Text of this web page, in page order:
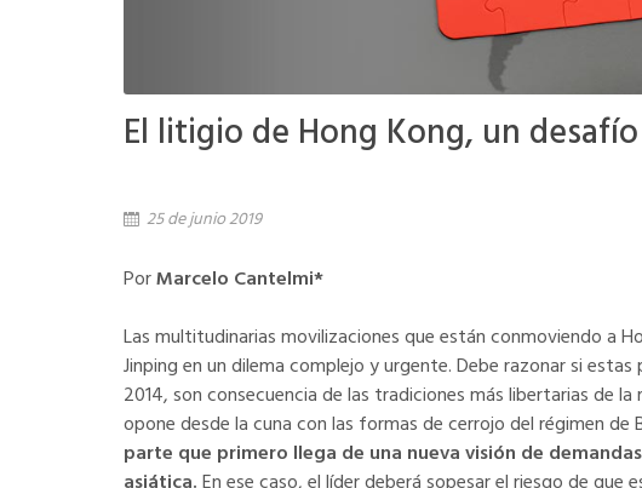
El litigio de Hong Kong, un
25 de junio 2019
PorMarcelo Cantelmi*
Las multitudinarias movilizaciones que están conmoviendo a
Jinping en un dilema complejo y urgente. Debe razonar si
2014, son consecuencia de las tradiciones más libertarias de
opone desde la cuna con las formas de cerrojo del régimen de
parte que primero llega de una nueva visión de